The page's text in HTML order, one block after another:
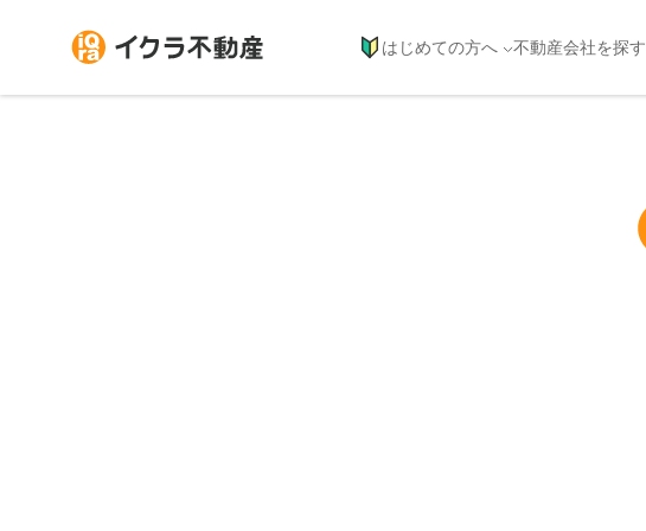
はじめての方へ 不動産会社を探す